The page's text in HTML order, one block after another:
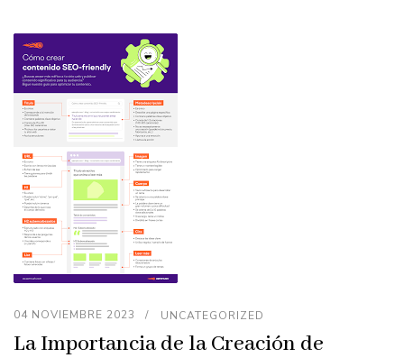
04 NOVIEMBRE 2023 UNCATEGORIZED
La Importancia de la Creación de